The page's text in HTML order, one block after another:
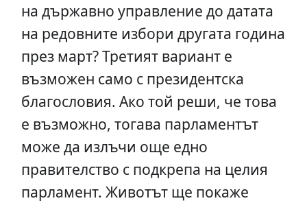
на държавно управление до датата
на редовните избори другата година
през март? Третият вариант е
възможен само с президентска
благословия. Ако той реши, че това
е възможно, тогава парламентът
може да излъчи още едно
правителство с подкрепа на целия
парламент. Животът ще покаже